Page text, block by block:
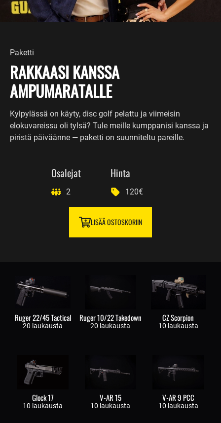
Paketti
RAKKAASI KANSSA
AMPUMARATALLE
Kylpylässä on käyty, disc golf pelattu ja viimeisin
elokuvareissu oli tylsä? Tule meille kumppanisi kanssa ja
piristä päiväänne — paketti on suunniteltu pareille.
Osalejat
2
Hinta
120€
LISÄÄ OSTOSKORIIN
Ruger 22/45 Tactical
20 laukausta
Ruger 10/22 Takedown
20 laukausta
CZ Scorpion
10 laukausta
Glock 17
10 laukausta
V-AR 15
10 laukausta
V-AR 9 PCC
10 laukausta